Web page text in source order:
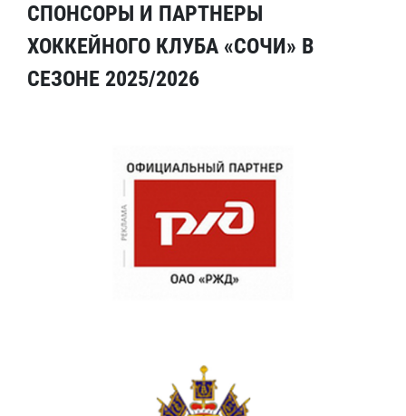
СПОНСОРЫ И ПАРТНЕРЫ
ХОККЕЙНОГО КЛУБА «СОЧИ» В
СЕЗОНЕ 2025/2026